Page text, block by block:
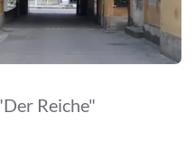
Reiche"